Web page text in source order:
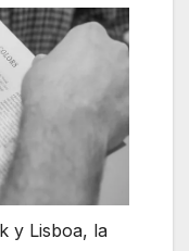
y Lisboa, la